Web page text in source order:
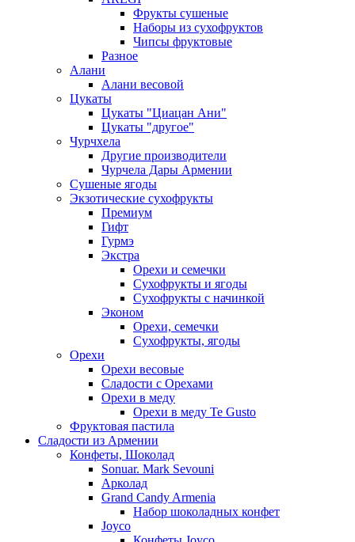
Фрукты сушеные
Наборы из сухофруктов
Чипсы фруктовые
Разное
Алани
Алани весовой
Цукаты
Цукаты "Циацан Ани"
Цукаты "другое"
Чурчхела
Другие производители
Чурчела Дары Армении
Сушеные ягоды
Экзотические сухофрукты
Премиум
Гифт
Гурмэ
Экстра
Орехи и семечки
Сухофрукты и ягоды
Сухофрукты с начинкой
Эконом
Орехи, семечки
Сухофрукты, ягоды
Орехи
Орехи весовые
Сладости с Орехами
Орехи в меду
Орехи в меду Te Gusto
Фруктовая пастила
Сладости из Армении
Конфеты, Шоколад
Sonuar. Mark Sevouni
Арколад
Grand Candy Armenia
Набор шоколадных конфет
Joyco